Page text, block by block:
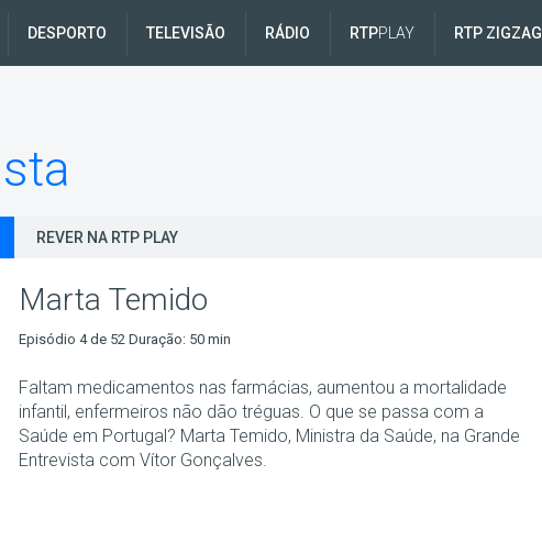
DESPORTO TELEVISÃO RÁDIO RTPPLAY RTP ZIGZAG
REVER NA RTP PLAY
Marta Temido
Episódio 4 de 52 Duração: 50 min
Faltam medicamentos nas farmácias, aumentou a mortalidade
infantil, enfermeiros não dão tréguas. O que se passa com a
Saúde em Portugal? Marta Temido, Ministra da Saúde, na Grande
Entrevista com Vítor Gonçalves.